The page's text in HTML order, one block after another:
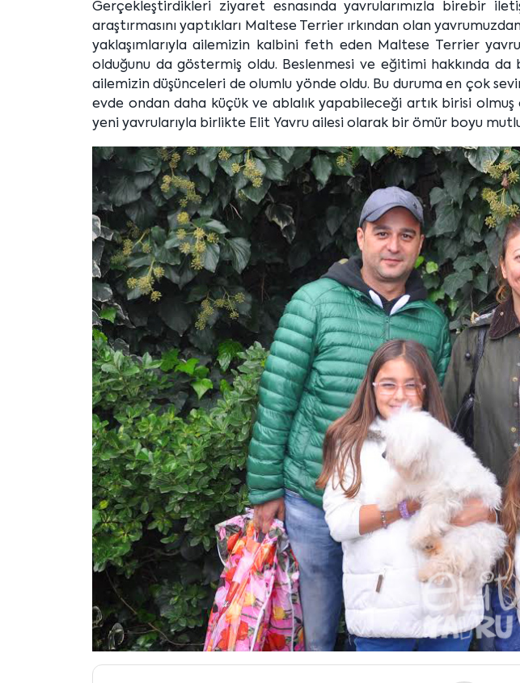
Gerçekleştirdikleri ziyaret esnasında yavrularımızla birebir
araştırmasını yaptıkları Maltese Terrier ırkından olan
yaklaşımlarıyla ailemizin kalbini feth eden Maltese Terrier
olduğunu da göstermiş oldu. Beslenmesi ve eğitimi hakkında da
ailemizin düşünceleri de olumlu yönde oldu. Bu duruma en çok
evde ondan daha küçük ve ablalık yapabileceği artık birisi olmuş
yeni yavrularıyla birlikte Elit Yavru ailesi olarak bir ömür boyu